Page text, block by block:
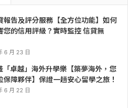
報告及評分服務【全方位功能】如何
您的信用評級？實時監控 信貸無
6 月 23 日
「卓越」海外升學樂【築夢海外，您
保障夥伴】保證一趟安心留學之旅！
6 月 22 日